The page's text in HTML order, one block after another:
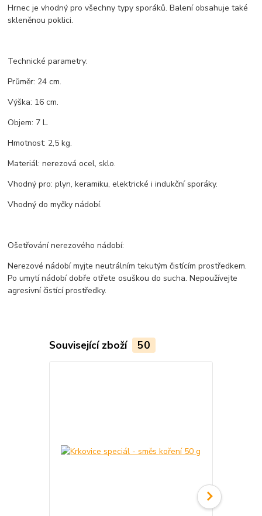
Hrnec je vhodný pro všechny typy sporáků. Balení obsahuje také
skleněnou poklici.
Technické parametry:
Průměr: 24 cm.
Výška: 16 cm.
Objem: 7 L.
Hmotnost: 2,5 kg.
Materiál: nerezová ocel, sklo.
Vhodný pro: plyn, keramiku, elektrické i indukční sporáky.
Vhodný do myčky nádobí.
Ošetřování nerezového nádobí:
Nerezové nádobí myjte neutrálním tekutým čistícím prostředkem.
Po umytí nádobí dobře otřete osuškou do sucha. Nepoužívejte
agresivní čistící prostředky.
Související zboží 50